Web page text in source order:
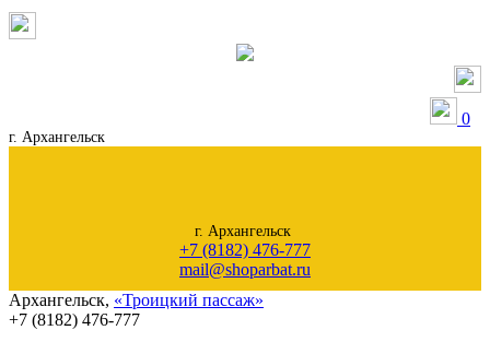
0
г. Архангельск
г. Архангельск
+7 (8182) 476-777
mail@shoparbat.ru
Архангельск, «Троицкий пассаж»
+7 (8182) 476-777